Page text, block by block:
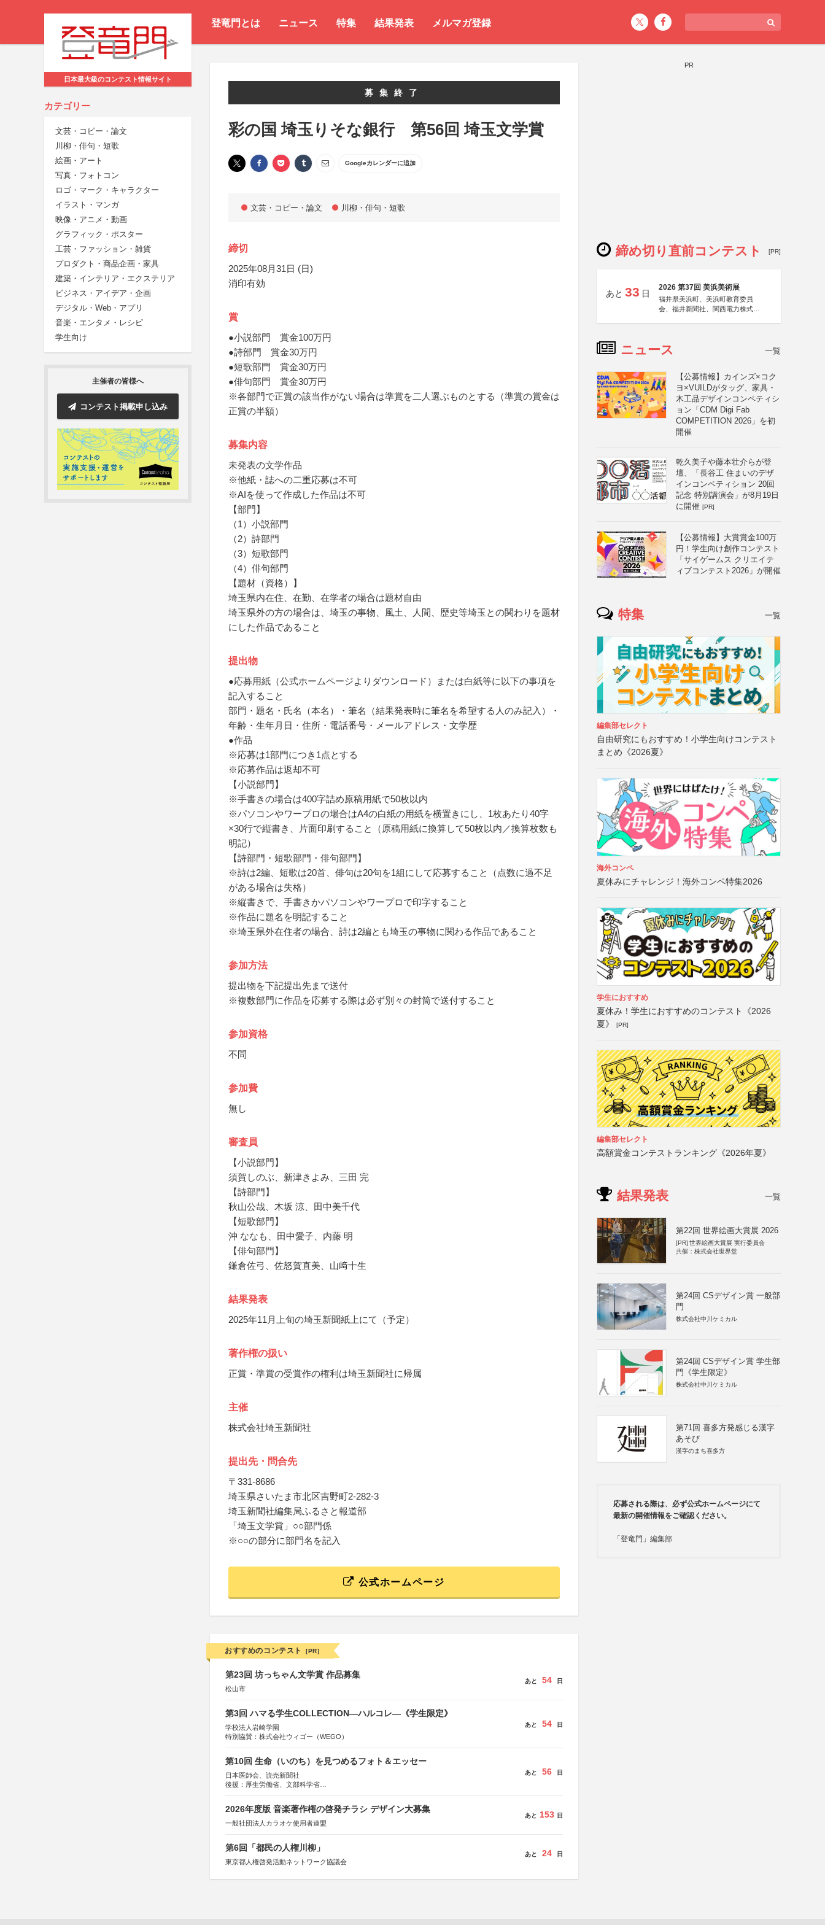
登竜門とは ニュース 特集 結果発表 メルマガ登録
日本最大級のコンテスト情報サイト
カテゴリー
文芸・コピー・論文
川柳・俳句・短歌
絵画・アート
写真・フォトコン
ロゴ・マーク・キャラクター
イラスト・マンガ
映像・アニメ・動画
グラフィック・ポスター
工芸・ファッション・雑貨
プロダクト・商品企画・家具
建築・インテリア・エクステリア
ビジネス・アイデア・企画
デジタル・Web・アプリ
音楽・エンタメ・レシピ
学生向け
主催者の皆様へ
コンテスト掲載申し込み
募集終了
彩の国 埼玉りそな銀行 第56回 埼玉文学賞
Googleカレンダーに追加
文芸・コピー・論文 川柳・俳句・短歌
締切
2025年08月31日 (日)
消印有効
賞
●小説部門 賞金100万円
●詩部門 賞金30万円
●短歌部門 賞金30万円
●俳句部門 賞金30万円
※各部門で正賞の該当作がない場合は準賞を二人選ぶものとする（準賞の賞金は
正賞の半額）
募集内容
未発表の文学作品
※他紙・誌への二重応募は不可
※AIを使って作成した作品は不可
【部門】
（1）小説部門
（2）詩部門
（3）短歌部門
（4）俳句部門
【題材（資格）】
埼玉県内在住、在勤、在学者の場合は題材自由
埼玉県外の方の場合は、埼玉の事物、風土、人間、歴史等埼玉との関わりを題材
にした作品であること
提出物
●応募用紙（公式ホームページよりダウンロード）または白紙等に以下の事項を
記入すること
部門・題名・氏名（本名）・筆名（結果発表時に筆名を希望する人のみ記入）・
年齢・生年月日・住所・電話番号・メールアドレス・文学歴
●作品
※応募は1部門につき1点とする
※応募作品は返却不可
【小説部門】
※手書きの場合は400字詰め原稿用紙で50枚以内
※パソコンやワープロの場合はA4の白紙の用紙を横置きにし、1枚あたり40字
×30行で縦書き、片面印刷すること（原稿用紙に換算して50枚以内／換算枚数も
明記）
【詩部門・短歌部門・俳句部門】
※詩は2編、短歌は20首、俳句は20句を1組にして応募すること（点数に過不足
がある場合は失格）
※縦書きで、手書きかパソコンやワープロで印字すること
※作品に題名を明記すること
※埼玉県外在住者の場合、詩は2編とも埼玉の事物に関わる作品であること
参加方法
提出物を下記提出先まで送付
※複数部門に作品を応募する際は必ず別々の封筒で送付すること
参加資格
不問
参加費
無し
審査員
【小説部門】
須賀しのぶ、新津きよみ、三田 完
【詩部門】
秋山公哉、木坂 涼、田中美千代
【短歌部門】
沖 ななも、田中愛子、内藤 明
【俳句部門】
鎌倉佐弓、佐怒賀直美、山﨑十生
結果発表
2025年11月上旬の埼玉新聞紙上にて（予定）
著作権の扱い
正賞・準賞の受賞作の権利は埼玉新聞社に帰属
主催
株式会社埼玉新聞社
提出先・問合先
〒331-8686
埼玉県さいたま市北区吉野町2-282-3
埼玉新聞社編集局ふるさと報道部
「埼玉文学賞」○○部門係
※○○の部分に部門名を記入
公式ホームページ
おすすめのコンテスト [PR]
第23回 坊っちゃん文学賞 作品募集
松山市
あと 54 日
第3回 ハマる学生COLLECTION―ハルコレ―《学生限定》
学校法人岩崎学園
特別協賛：株式会社ウィゴー（WEGO）
あと 54 日
第10回 生命（いのち）を見つめるフォト＆エッセー
日本医師会、読売新聞社
後援：厚生労働省、文部科学省
あと 56 日
2026年度版 音楽著作権の啓発チラシ デザイン大募集
一般社団法人カラオケ使用者連盟
あと 153 日
第6回「都民の人権川柳」
東京都人権啓発活動ネットワーク協議会
あと 24 日
PR
締め切り直前コンテスト [PR]
あと 33 日
2026 第37回 美浜美術展
福井県美浜町、美浜町教育委員
会、福井新聞社、関西電力株式会
ニュース 一覧
【公募情報】カインズ×コク
ヨ×VUILDがタッグ、家具・
木工品デザインコンペティシ
ョン「CDM Digi Fab
COMPETITION 2026」を初
開催
乾久美子や藤本壮介らが登
壇、「長谷工 住まいのデザ
インコンペティション 20回
記念 特別講演会」が8月19日
に開催 [PR]
【公募情報】大賞賞金100万
円！学生向け創作コンテスト
「サイゲームス クリエイテ
ィブコンテスト2026」が開催
特集 一覧
編集部セレクト
自由研究にもおすすめ！小学生向けコンテスト
まとめ《2026夏》
海外コンペ
夏休みにチャレンジ！海外コンペ特集2026
学生におすすめ
夏休み！学生におすすめのコンテスト《2026
夏》
[PR]
編集部セレクト
高額賞金コンテストランキング《2026年夏》
結果発表 一覧
第22回 世界絵画大賞展 2026
[PR] 世界絵画大賞展 実行委員会
共催：株式会社世界堂
第24回 CSデザイン賞 一般部
門
株式会社中川ケミカル
第24回 CSデザイン賞 学生部
門《学生限定》
株式会社中川ケミカル
第71回 喜多方発感じる漢字
あそび
漢字のまち喜多方
応募される際は、必ず公式ホームページにて
最新の開催情報をご確認ください。
「登竜門」編集部